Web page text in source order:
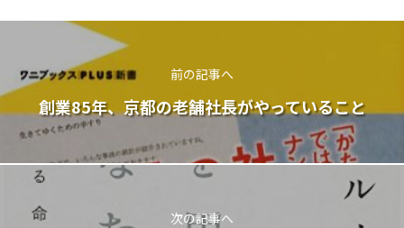
前の記事へ
創業85年、京都の老舗社長がやっていること
次の記事へ